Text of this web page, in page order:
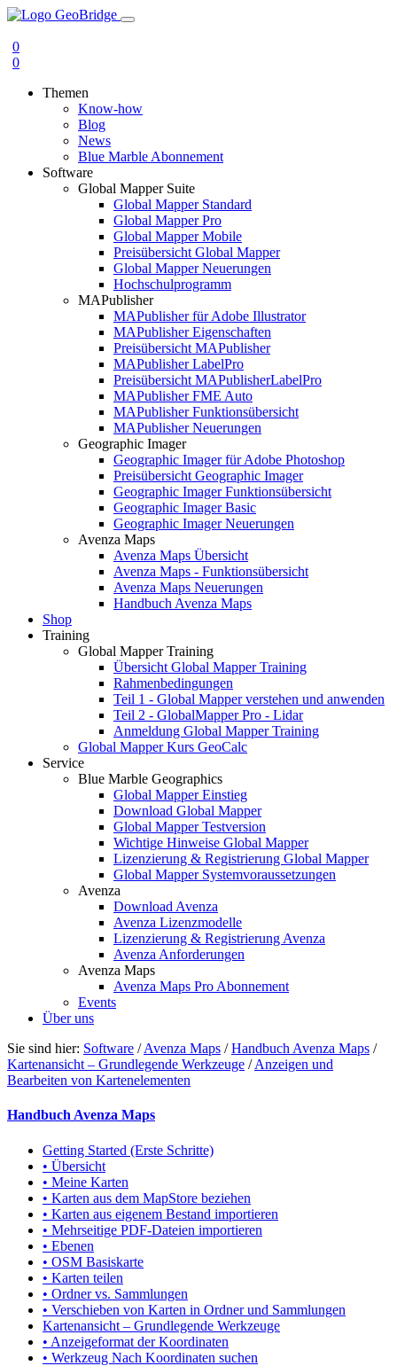
0
0
Themen
Know-how
Blog
News
Blue Marble Abonnement
Software
Global Mapper Suite
Global Mapper Standard
Global Mapper Pro
Global Mapper Mobile
Preisübersicht Global Mapper
Global Mapper Neuerungen
Hochschulprogramm
MAPublisher
MAPublisher für Adobe Illustrator
MAPublisher Eigenschaften
Preisübersicht MAPublisher
MAPublisher LabelPro
Preisübersicht MAPublisherLabelPro
MAPublisher FME Auto
MAPublisher Funktionsübersicht
MAPublisher Neuerungen
Geographic Imager
Geographic Imager für Adobe Photoshop
Preisübersicht Geographic Imager
Geographic Imager Funktionsübersicht
Geographic Imager Basic
Geographic Imager Neuerungen
Avenza Maps
Avenza Maps Übersicht
Avenza Maps - Funktionsübersicht
Avenza Maps Neuerungen
Handbuch Avenza Maps
Shop
Training
Global Mapper Training
Übersicht Global Mapper Training
Rahmenbedingungen
Teil 1 - Global Mapper verstehen und anwenden
Teil 2 - GlobalMapper Pro - Lidar
Anmeldung Global Mapper Training
Global Mapper Kurs GeoCalc
Service
Blue Marble Geographics
Global Mapper Einstieg
Download Global Mapper
Global Mapper Testversion
Wichtige Hinweise Global Mapper
Lizenzierung & Registrierung Global Mapper
Global Mapper Systemvoraussetzungen
Avenza
Download Avenza
Avenza Lizenzmodelle
Lizenzierung & Registrierung Avenza
Avenza Anforderungen
Avenza Maps
Avenza Maps Pro Abonnement
Events
Über uns
Sie sind hier: Software /Avenza Maps /Handbuch Avenza Maps /
Kartenansicht – Grundlegende Werkzeuge /Anzeigen und
Bearbeiten von Kartenelementen
Handbuch Avenza Maps
Getting Started (Erste Schritte)
• Übersicht
• Meine Karten
• Karten aus dem MapStore beziehen
• Karten aus eigenem Bestand importieren
• Mehrseitige PDF-Dateien importieren
• Ebenen
• OSM Basiskarte
• Karten teilen
• Ordner vs. Sammlungen
• Verschieben von Karten in Ordner und Sammlungen
Kartenansicht – Grundlegende Werkzeuge
• Anzeigeformat der Koordinaten
• Werkzeug Nach Koordinaten suchen